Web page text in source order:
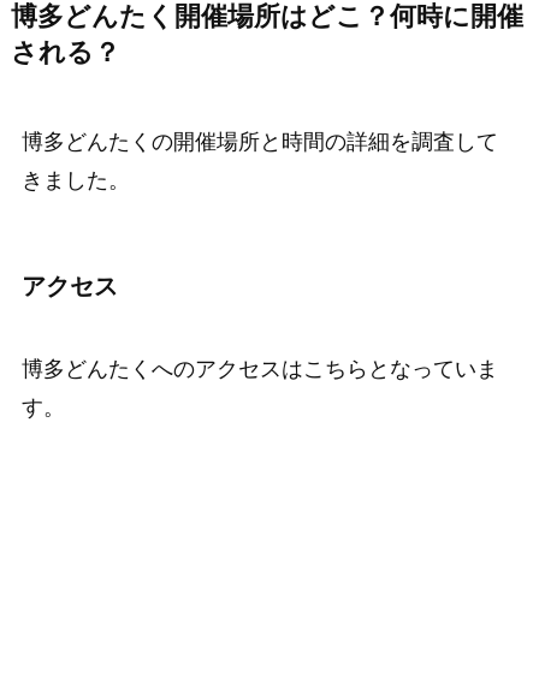
博多どんたく開催場所はどこ？何時に開催
される？
博多どんたくの開催場所と時間の詳細を調査して
きました。
アクセス
博多どんたくへのアクセスはこちらとなっていま
す。